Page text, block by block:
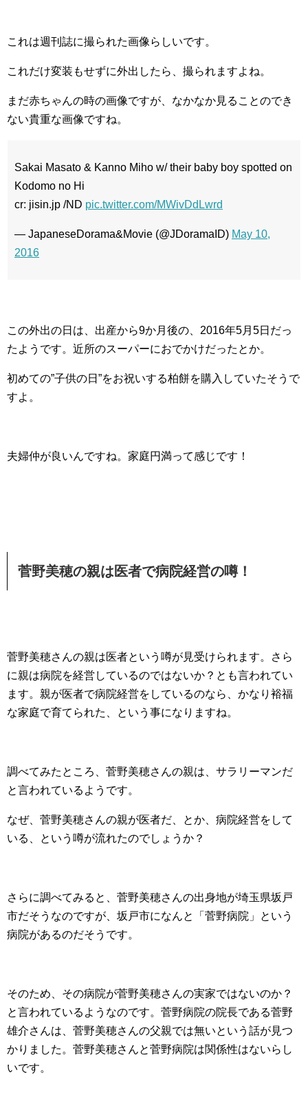
これは週刊誌に撮られた画像らしいです。
これだけ変装もせずに外出したら、撮られますよね。
まだ赤ちゃんの時の画像ですが、なかなか見ることのでき
ない貴重な画像ですね。
Sakai Masato & Kanno Miho w/ their baby boy spotted on
Kodomo no Hi
cr: jisin.jp /ND pic.twitter.com/MWivDdLwrd
— JapaneseDorama&Movie (@JDoramaID) May 10,
2016
この外出の日は、出産から9か月後の、2016年5月5日だっ
たようです。近所のスーパーにおでかけだったとか。
初めての”子供の日”をお祝いする柏餅を購入していたそうで
すよ。
夫婦仲が良いんですね。家庭円満って感じです！
菅野美穂の親は医者で病院経営の噂！
菅野美穂さんの親は医者という噂が見受けられます。さら
に親は病院を経営しているのではないか？とも言われてい
ます。親が医者で病院経営をしているのなら、かなり裕福
な家庭で育てられた、という事になりますね。
調べてみたところ、菅野美穂さんの親は、サラリーマンだ
と言われているようです。
なぜ、菅野美穂さんの親が医者だ、とか、病院経営をして
いる、という噂が流れたのでしょうか？
さらに調べてみると、菅野美穂さんの出身地が埼玉県坂戸
市だそうなのですが、坂戸市になんと「菅野病院」という
病院があるのだそうです。
そのため、その病院が菅野美穂さんの実家ではないのか？
と言われているようなのです。菅野病院の院長である菅野
雄介さんは、菅野美穂さんの父親では無いという話が見つ
かりました。菅野美穂さんと菅野病院は関係性はないらし
いです。